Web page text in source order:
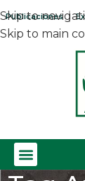
Skip to
Skip to main
Publicaciones